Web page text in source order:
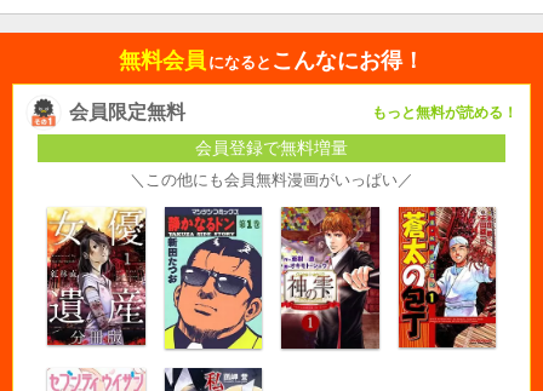
無料会員 になると こんなにお得！
会員限定無料 もっと無料が読める！
会員登録で無料増量
＼この他にも会員無料漫画がいっぱい／